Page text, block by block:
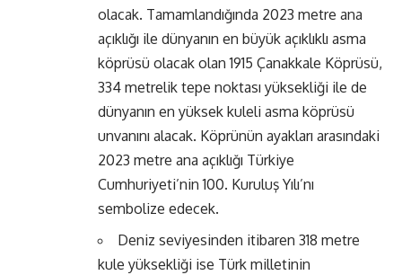
olacak. Tamamlandığında 2023 metre ana
açıklığı ile dünyanın en büyük açıklıklı asma
köprüsü olacak olan 1915 Çanakkale Köprüsü,
334 metrelik tepe noktası yüksekliği ile de
dünyanın en yüksek kuleli asma köprüsü
unvanını alacak. Köprünün ayakları arasındaki
2023 metre ana açıklığı Türkiye
Cumhuriyeti’nin 100. Kuruluş Yılı’nı
sembolize edecek.
Deniz seviyesinden itibaren 318 metre
kule yüksekliği ise Türk milletinin